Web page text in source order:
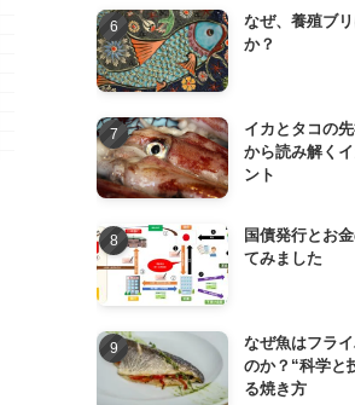
なぜ、養殖ブ
か？
イカとタコの
から読み解く
ント
国債発行とお
てみました
なぜ魚はフラ
のか？“科学と
る焼き方